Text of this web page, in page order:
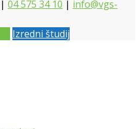
04 575 34 10 | info@vgs-
Izredni študij